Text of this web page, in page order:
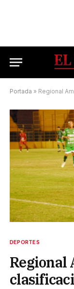
Portada » Regional
DEPORTES
Regional